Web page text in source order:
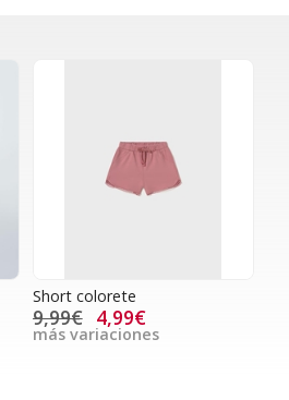
Short colorete
9,99€ 4,99€
más variaciones